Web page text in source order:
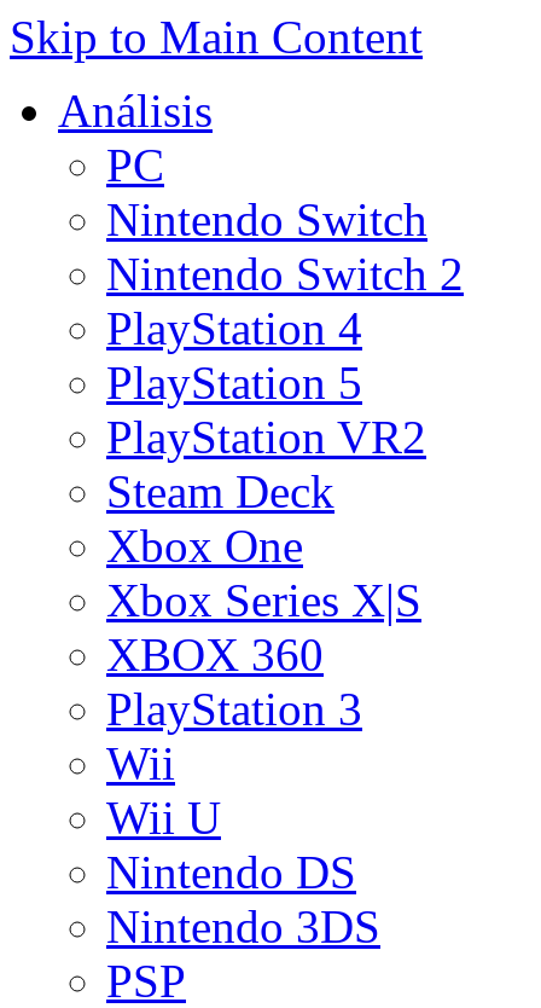
Skip to Main Content
Análisis
PC
Nintendo Switch
Nintendo Switch 2
PlayStation 4
PlayStation 5
PlayStation VR2
Steam Deck
Xbox One
Xbox Series X|S
XBOX 360
PlayStation 3
Wii
Wii U
Nintendo DS
Nintendo 3DS
PSP